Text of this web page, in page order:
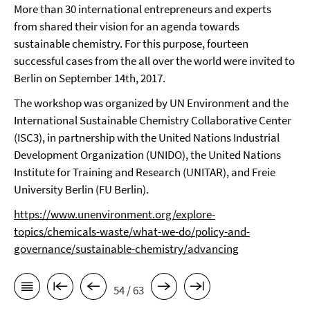
More than 30 international entrepreneurs and experts
from shared their vision for an agenda towards
sustainable chemistry. For this purpose, fourteen
successful cases from the all over the world were invited to
Berlin on September 14th, 2017.
The workshop was organized by UN Environment and the
International Sustainable Chemistry Collaborative Center
(ISC3), in partnership with the United Nations Industrial
Development Organization (UNIDO), the United Nations
Institute for Training and Research (UNITAR), and Freie
University Berlin (FU Berlin).
https://www.unenvironment.org/explore-
topics/chemicals-waste/what-we-do/policy-and-
governance/sustainable-chemistry/advancing
54 / 63